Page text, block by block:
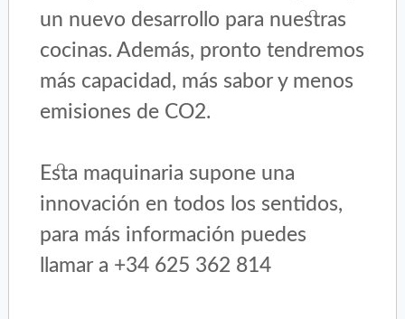
un nuevo desarrollo para nuestras
cocinas. Además, pronto tendremos
más capacidad, más sabor y menos
emisiones de CO2.
Esta maquinaria supone una
innovación en todos los sentidos,
para más información puedes
llamar a +34 625 362 814